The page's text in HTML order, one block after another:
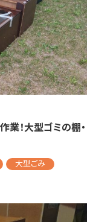
！大型ゴミの棚・
大型ごみ